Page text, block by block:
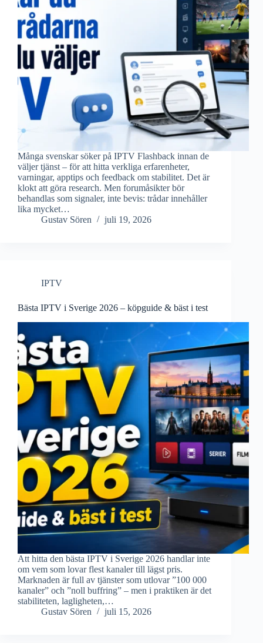
Många svenskar söker på IPTV Flashback innan de
väljer tjänst – för att hitta verkliga erfarenheter,
varningar, apptips och feedback om stabilitet. Det är
klokt att göra research. Men forumåsikter bör
behandlas som signaler, inte bevis: trådar innehåller
lika mycket…
Gustav Sören
juli 19, 2026
IPTV
Bästa IPTV i Sverige 2026 – köpguide & bäst i test
Att hitta den bästa IPTV i Sverige 2026 handlar inte
om vem som lovar flest kanaler till lägst pris.
Marknaden är full av tjänster som utlovar ”100 000
kanaler” och ”noll buffring” – men i praktiken är det
stabiliteten, lagligheten,…
Gustav Sören
juli 15, 2026